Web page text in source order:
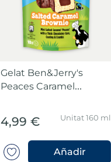
Gelat Ben&Jerry's
Peaces Caramel
4,99 € Unitat 160 ml
Añadir